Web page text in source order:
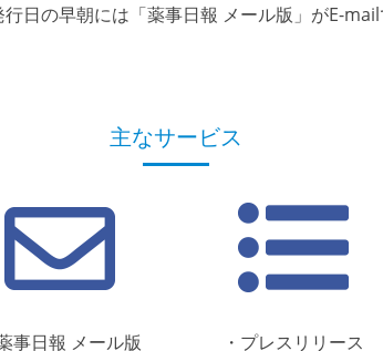
日の早朝には「薬事日報 メール版」がE-mail
主なサービス
事日報 メール版
・プレスリリース